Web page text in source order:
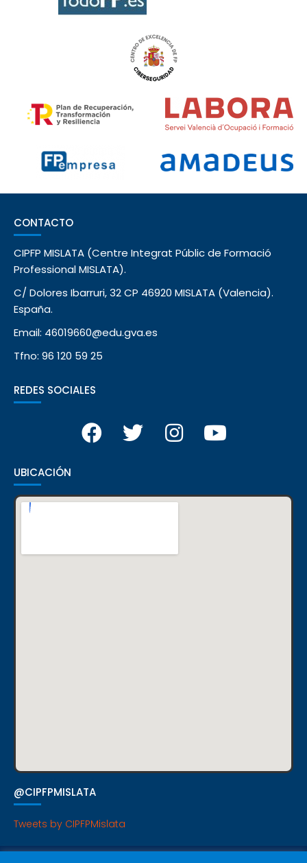
CONTACTO
CIPFP MISLATA (Centre Integrat Públic de Formació
Professional MISLATA).
C/ Dolores Ibarruri, 32 CP 46920 MISLATA (Valencia).
España.
Email: 46019660@edu.gva.es
Tfno: 96 120 59 25
REDES SOCIALES
UBICACIÓN
@CIPFPMISLATA
Tweets by CIPFPMislata